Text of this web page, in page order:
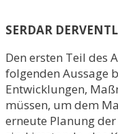
SERDAR
Den ersten Teil des
folgenden Aussage
Entwicklungen,
müssen, um dem
erneute Planung